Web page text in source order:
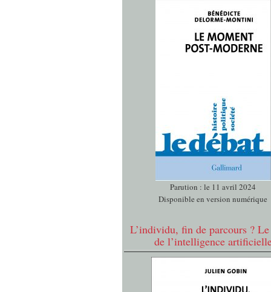
Parution : le 11 avril 2024
Disponible en version numérique
L’individu, fin de parcours ?
de l’intelligence